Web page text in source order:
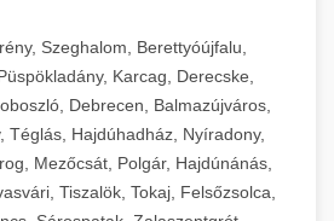
Szeghalom, Berettyóújfalu,
Karcag, Derecske,
Debrecen, Balmazújváros,
Téglás, Hajdúhadház, Nyíradony,
Mezőcsát, Polgár, Hajdúnánás,
Tiszalök, Tokaj, Felsőzsolca,